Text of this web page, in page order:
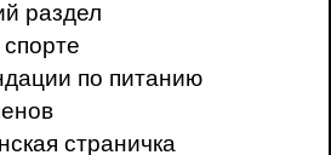
раздел
по питанию
страничка